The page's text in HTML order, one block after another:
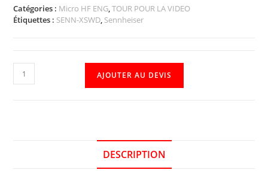
Catégories : Micro HF ENG,TOUR POUR LA VIDEO
Étiquettes : SENN-XSWD, Sennheiser
AJOUTER AU DEVIS
DESCRIPTION